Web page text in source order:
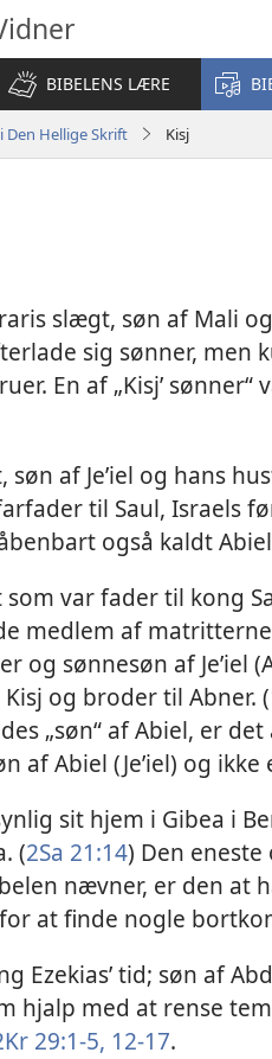
BIBELENS LÆRE
Den Hellige Skrift Kisj
slægt, søn af Mali
sig sønner, men
En af „Kisj’ sønner“
af Je’iel og hans
til Saul, Israels
også kaldt
var fader til kong
medlem af
og sønnesøn af Je’iel
og broder til Abner. (
„søn“ af Abiel, er
af Abiel (Je’iel) og
sit hjem i Gibea i
(2Sa 21:14) Den
nævner, er den at
at finde nogle
Ezekias’ tid; søn af
hjalp med at rense
29:1-5, 12-17.